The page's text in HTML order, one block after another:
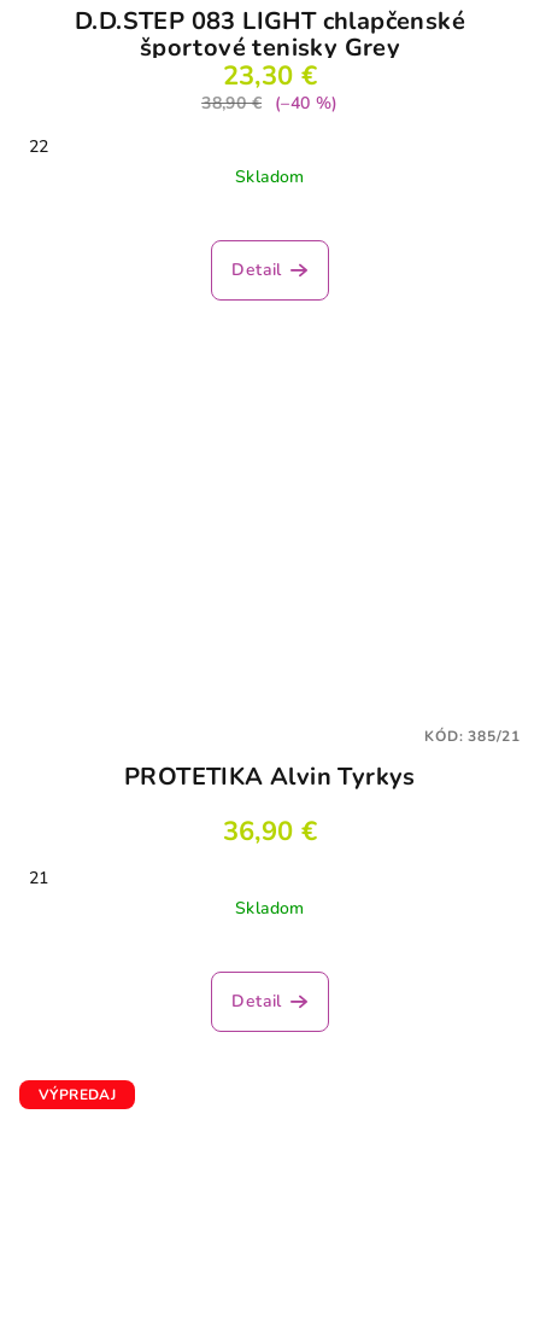
D.D.STEP 083 LIGHT chlapčenské
športové tenisky Grey
23,30 €
38,90 €
(–40 %)
22
Skladom
Detail
PROTETIKA Alvin Tyrkys
36,90 €
21
Skladom
Detail
KÓD:385/21
VÝPREDAJ